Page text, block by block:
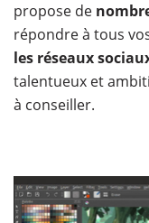
propose de
répondre à tous
les réseaux
talentueux et
à conseiller.